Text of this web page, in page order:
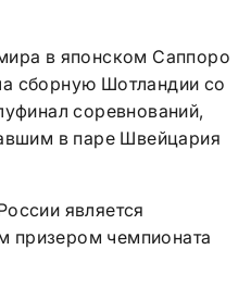
в японском Саппоро
сборную Шотландии со
соревнований,
в паре Швейцария
является
призером чемпионата